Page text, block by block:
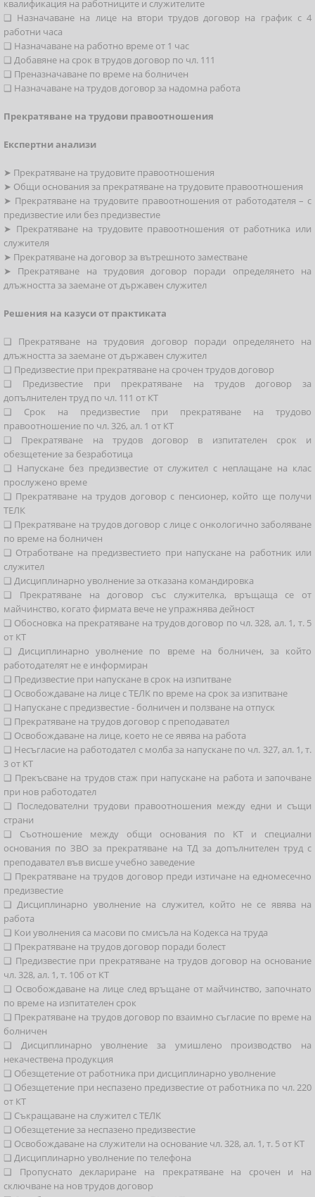
квалификация на работниците и служителите
❑ Назначаване на лице на втори трудов договор на график с 4
работни часа
❑ Назначаване на работно време от 1 час
❑ Добавяне на срок в трудов договор по чл. 111
❑ Преназначаване по време на болничен
❑ Назначаване на трудов договор за надомна работа
Прекратяване на трудови правоотношения
Експертни анализи
➤ Прекратяване на трудовите правоотношения
➤ Общи основания за прекратяване на трудовите правоотношения
➤ Прекратяване на трудовите правоотношения от работодателя – с
предизвестие или без предизвестие
➤ Прекратяване на трудовите правоотношения от работника или
служителя
➤ Прекратяване на договор за вътрешното заместване
➤ Прекратяване на трудовия договор поради определянето на
длъжността за заемане от държавен служител
Решения на казуси от практиката
❑ Прекратяване на трудовия договор поради определянето на
длъжността за заемане от държавен служител
❑ Предизвестие при прекратяване на срочен трудов договор
❑ Предизвестие при прекратяване на трудов договор за
допълнителен труд по чл. 111 от КТ
❑ Срок на предизвестие при прекратяване на трудово
правоотношение по чл. 326, ал. 1 от КТ
❑ Прекратяване на трудов договор в изпитателен срок и
обезщетение за безработица
❑ Напускане без предизвестие от служител с неплащане на клас
прослужено време
❑ Прекратяване на трудов договор с пенсионер, който ще получи
ТЕЛК
❑ Прекратяване на трудов договор с лице с онкологично заболяване
по време на болничен
❑ Отработване на предизвестието при напускане на работник или
служител
❑ Дисциплинарно уволнение за отказана командировка
❑ Прекратяване на договор със служителка, връщаща се от
майчинство, когато фирмата вече не упражнява дейност
❑ Обосновка на прекратяване на трудов договор по чл. 328, ал. 1, т. 5
от КТ
❑ Дисциплинарно уволнение по време на болничен, за който
работодателят не е информиран
❑ Предизвестие при напускане в срок на изпитване
❑ Освобождаване на лице с ТЕЛК по време на срок за изпитване
❑ Напускане с предизвестие - болничен и ползване на отпуск
❑ Прекратяване на трудов договор с преподавател
❑ Освобождаване на лице, което не се явява на работа
❑ Несъгласие на работодател с молба за напускане по чл. 327, ал. 1, т.
3 от КТ
❑ Прекъсване на трудов стаж при напускане на работа и започване
при нов работодател
❑ Последователни трудови правоотношения между едни и същи
страни
❑ Съотношение между общи основания по КТ и специални
основания по ЗВО за прекратяване на ТД за допълнителен труд с
преподавател във висше учебно заведение
❑ Прекратяване на трудов договор преди изтичане на едномесечно
предизвестие
❑ Дисциплинарно уволнение на служител, който не се явява на
работа
❑ Кои уволнения са масови по смисъла на Кодекса на труда
❑ Прекратяване на трудов договор поради болест
❑ Предизвестие при прекратяване на трудов договор на основание
чл. 328, ал. 1, т. 10б от КТ
❑ Освобождаване на лице след връщане от майчинство, започнато
по време на изпитателен срок
❑ Прекратяване на трудов договор по взаимно съгласие по време на
болничен
❑ Дисциплинарно уволнение за умишлено производство на
некачествена продукция
❑ Обезщетение от работника при дисциплинарно уволнение
❑ Обезщетение при неспазено предизвестие от работника по чл. 220
от КТ
❑ Съкращаване на служител с ТЕЛК
❑ Обезщетение за неспазено предизвестие
❑ Освобождаване на служители на основание чл. 328, ал. 1, т. 5 от КТ
❑ Дисциплинарно уволнение по телефона
❑ Пропуснато деклариране на прекратяване на срочен и на
сключване на нов трудов договор